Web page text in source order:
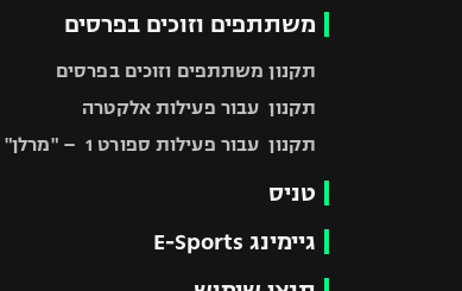
משתתפים וזוכים בפרסים
תקנון משתתפים וזוכים בפרסים
תקנון עבור פעילות אלקטרה
תקנון עבור פעילות ספורט 1 – "מרלן"
טניס
גיימינג E-Sports